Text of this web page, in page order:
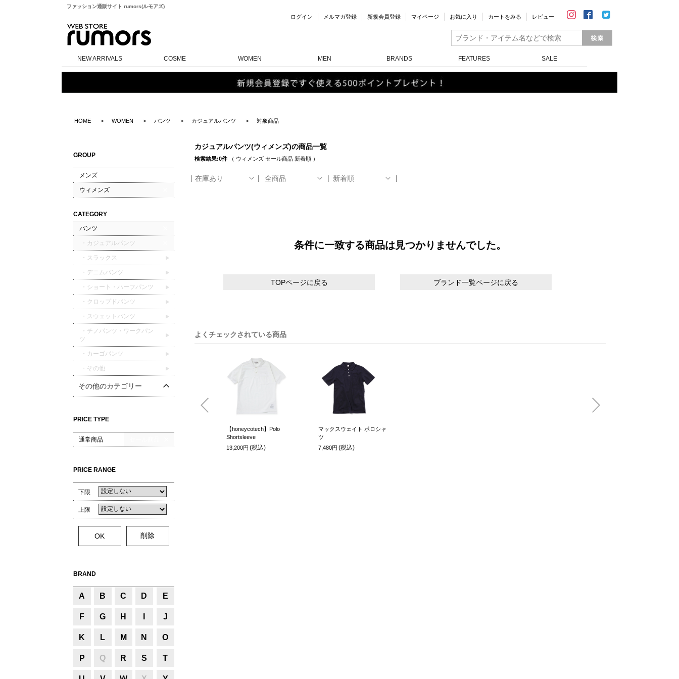
ファッション通販サイト rumors(ルモアズ)
ログイン メルマガ登録 新規会員登録 マイページ お気に入り カートをみる レビュー
NEW ARRIVALS COSME WOMEN MEN BRANDS FEATURES SALE
HOME WOMEN パンツ カジュアルパンツ 対象商品
GROUP
メンズ
ウィメンズ
CATEGORY
パンツ
・カジュアルパンツ
・スラックス
・デニムパンツ
・ショート・ハーフパンツ
・クロップドパンツ
・スウェットパンツ
・チノパンツ・ワークパン
ツ
・カーゴパンツ
・その他
その他のカテゴリー
PRICE TYPE
通常商品
PRICE RANGE
下限
上限
BRAND
A B C D E
F G H J
K L M N O
P Q R S T
カジュアルパンツ(ウィメンズ)の商品一覧
検索結果:0件（ ウィメンズ セール商品 新着順）
在庫あり 全商品 新着順
条件に一致する商品は見つかりませんでした。
TOPページに戻る ブランド一覧ページに戻る
よくチェックされている商品
【honeycotech】Polo
Shortsleeve
13,200円 (税込)
マックスウェイト ポロシャ
ツ
7,480円 (税込)